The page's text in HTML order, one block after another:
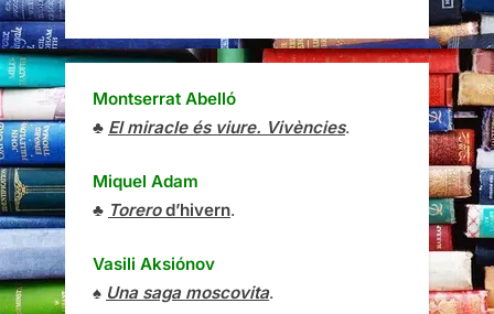
Montserrat Abelló
♣ El miracle és viure. Vivències.
Miquel Adam
♣ Torerod’hivern.
Vasili Aksiónov
♠ Una saga moscovita.